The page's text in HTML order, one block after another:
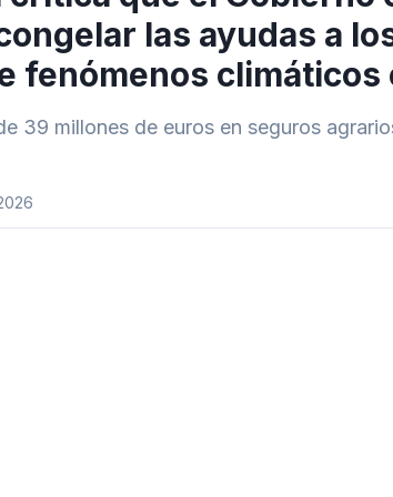
las ayudas a
fenómenos climáticos
39 millones de euros en seguros